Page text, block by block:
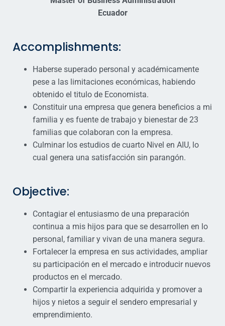
Ecuador
Accomplishments:
Haberse superado personal y académicamente
pese a las limitaciones económicas, habiendo
obtenido el titulo de Economista.
Constituir una empresa que genera beneficios a mi
familia y es fuente de trabajo y bienestar de 23
familias que colaboran con la empresa.
Culminar los estudios de cuarto Nivel en AIU, lo
cual genera una satisfacción sin parangón.
Objective:
Contagiar el entusiasmo de una preparación
continua a mis hijos para que se desarrollen en lo
personal, familiar y vivan de una manera segura.
Fortalecer la empresa en sus actividades, ampliar
su participación en el mercado e introducir nuevos
productos en el mercado.
Compartir la experiencia adquirida y promover a
hijos y nietos a seguir el sendero empresarial y
emprendimiento.